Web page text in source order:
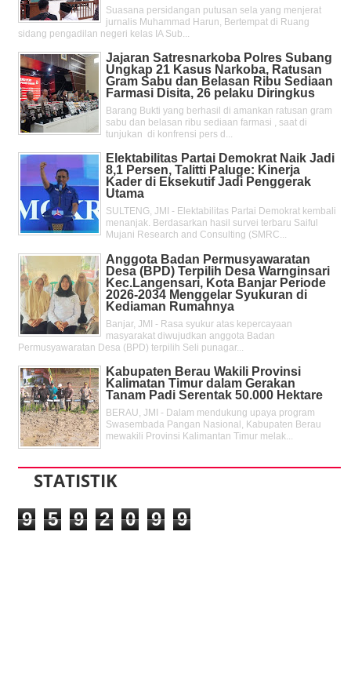
Suasana persidangan putusan sela yang menjerat
jurnalis Muhammad Harun, Bertempat di Ruang
sidang pengadilan negeri kelas IA Sub...
Jajaran Satresnarkoba Polres Subang
Ungkap 21 Kasus Narkoba, Ratusan
Gram Sabu dan Belasan Ribu Sediaan
Farmasi Disita, 26 pelaku Diringkus
Barang Bukti yang berhasil di amankan ratusan gram
sabu dan belasan ribu sediaan farmasi , saat di
tunjukan di konfrensi pers d...
Elektabilitas Partai Demokrat Naik Jadi
8,1 Persen, Talitti Paluge: Kinerja
Kader di Eksekutif Jadi Penggerak
Utama
SULTENG, JMI - Elektabilitas Partai Demokrat kembali
menanjak. Berdasarkan hasil survei terbaru Saiful
Mujani Research and Consulting (SMRC...
Anggota Badan Permusyawaratan
Desa (BPD) Terpilih Desa Warnginsari
Kec.Langensari, Kota Banjar Periode
2026-2034 Menggelar Syukuran di
Kediaman Rumahnya
Banjar, JMI - Rasa syukur atas kepercayaan
masyarakat diwujudkan anggota Badan
Permusyawaratan Desa (BPD) terpilih Seli punagar...
Kabupaten Berau Wakili Provinsi
Kalimatan Timur dalam Gerakan
Tanam Padi Serentak 50.000 Hektare
BERAU, JMI - Dalam mendukung upaya program
Swasembada Pangan Nasional, Kabupaten Berau
mewakili Provinsi Kalimantan Timur melak...
STATISTIK
9 5 9 2 0 9 9